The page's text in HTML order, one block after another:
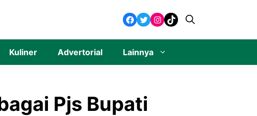
Facebook
Twitter
Instagram
TikTok
Kuliner Advertorial Lainnya
Pjs Bupati